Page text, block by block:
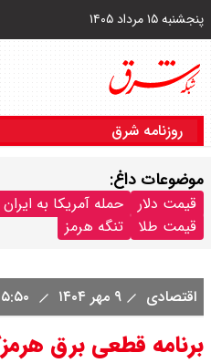
پنجشنبه ۱۵ مرداد ۱۴۰۵
روزنامه شرق
موضوعات داغ:
قیمت دلار حمله آمریکا به ایران
قیمت طلا
تنگه هرمز
اقتصادی ۹ مهر ۱۴۰۴
برنامه قطعی برق